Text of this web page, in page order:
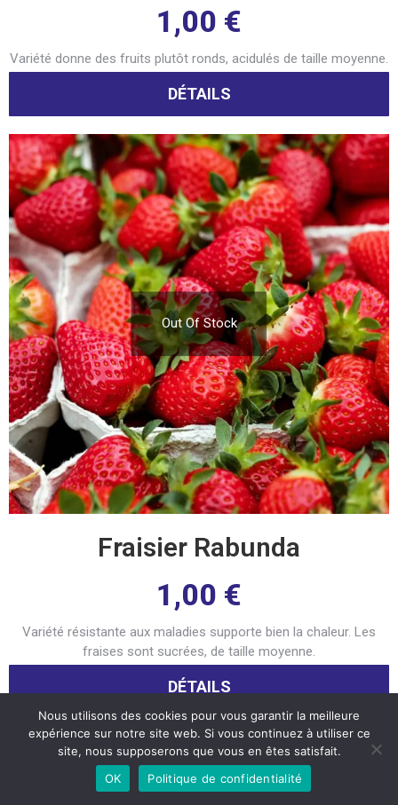
1,00 €
Variété donne des fruits plutôt ronds, acidulés de taille moyenne.
DÉTAILS
Out Of Stock
Fraisier Rabunda
1,00 €
Variété résistante aux maladies supporte bien la chaleur. Les
fraises sont sucrées, de taille moyenne.
DÉTAILS
Nous utilisons des cookies pour vous garantir la meilleure
expérience sur notre site web. Si vous continuez à utiliser ce
site, nous supposerons que vous en êtes satisfait.
OK
Politique de confidentialité